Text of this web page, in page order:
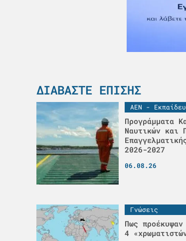
ΔΙΑΒΆΣΤΕ ΕΠΊΣΗΣ
ΑΕΝ -
Προγράμματα
Ναυτικών και
2026-2027
06.08.26
Γνώσεις
Πως
4